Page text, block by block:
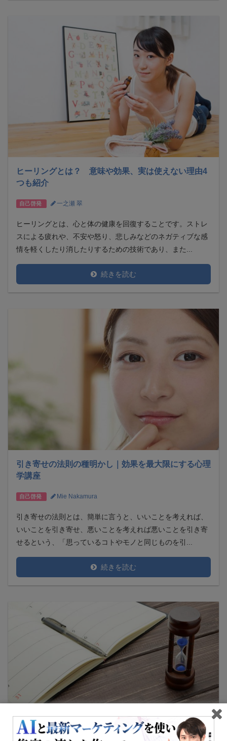
ヒーリングとは？ 意味や効果、実は使えない理由4
つも紹介
自己啓発 一之瀬 翠
ヒーリングとは、心と体の健康を回復することです。ストレ
スによる疲れや、不安や怒り、悲しみなどのネガティブな感
情を軽くしたり消したりするための技術であり、また...
続きを読む
引き寄せの法則の種明かし｜効果を最大限にする心理
学講座
自己啓発 Mie Nakamura
引き寄せの法則とは、簡単に言うと、いいことを考えれば、
いいことを引き寄せ、悪いことを考えれば悪いことを引き寄
せるという、「思っているコトやモノと同じものを引...
続きを読む